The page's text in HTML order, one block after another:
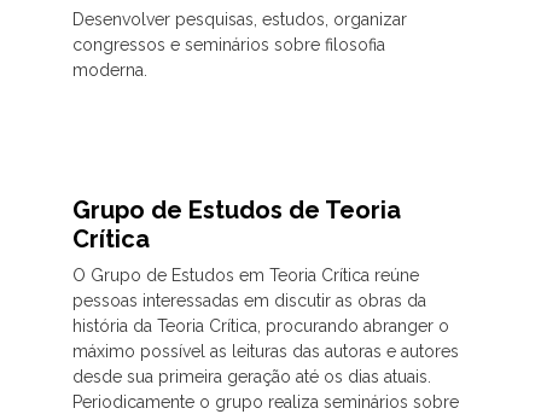
Desenvolver pesquisas, estudos, organizar
congressos e seminários sobre filosofia
moderna.
Grupo de Estudos de Teoria
Crítica
O Grupo de Estudos em Teoria Crítica reúne
pessoas interessadas em discutir as obras da
história da Teoria Crítica, procurando abranger o
máximo possível as leituras das autoras e autores
desde sua primeira geração até os dias atuais.
Periodicamente o grupo realiza seminários sobre